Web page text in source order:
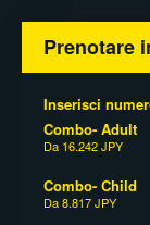
Prenotare
Inserisci
Combo- Adult
Da 16.242 JPY
Combo- Child
Da8.817 JPY